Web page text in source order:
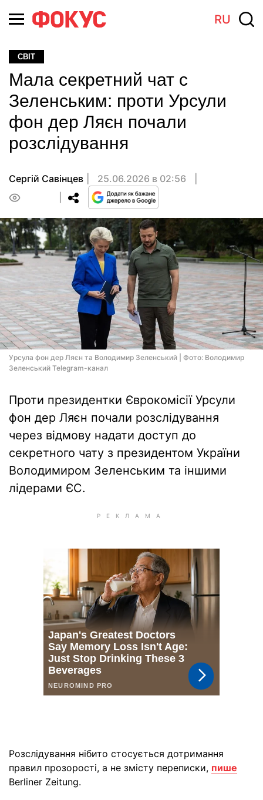
RU
СВІТ
Мала секретний чат с
Зеленським: проти Урсули
фон дер Ляєн почали
розслідування
Сергій Савінцев
25.06.2026 в 02:56
Урсула фон дер Ляєн та Володимир Зеленський | Фото: Володимир
Зеленський Telegram-канал
Проти президентки Єврокомісії Урсули
фон дер Ляєн почали розслідування
через відмову надати доступ до
секретного чату з президентом України
Володимиром Зеленським та іншими
лідерами ЄС.
Розслідування нібито стосується дотримання
правил прозорості, а не змісту переписки, пише
Berliner Zeitung.